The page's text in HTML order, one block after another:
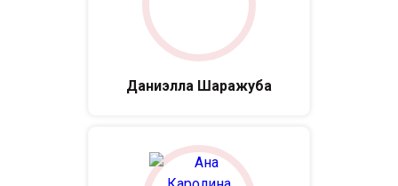
Даниэлла Шаражуба